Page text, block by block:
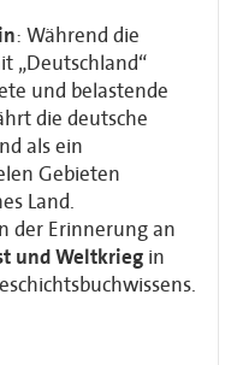
: Während die
„Deutschland“
und belastende
die deutsche
als ein
Gebieten
Land.
der Erinnerung an
und Weltkrieg in